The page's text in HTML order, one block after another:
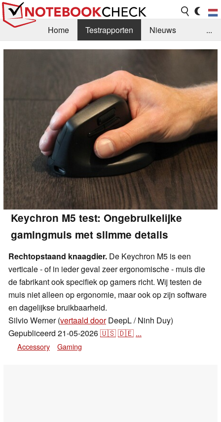
Home Testrapporten
Nieuws
FAQ / Techniek
Bibliotheek
Zoek Contact
...
Keychron M5 test: Ongebruikelijke
gamingmuis met slimme details
Rechtopstaand knaagdier. De Keychron M5 is een
verticale - of in ieder geval zeer ergonomische - muis die
de fabrikant ook specifiek op gamers richt. Wij testen de
muis niet alleen op ergonomie, maar ook op zijn software
en dagelijkse bruikbaarheid.
Silvio Werner (vertaald doorDeepL / Ninh Duy)
Gepubliceerd 21-05-2026🇺🇸🇩🇪 ...
Accessory Gaming